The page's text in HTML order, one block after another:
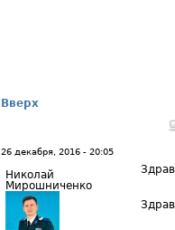
Вверх
26 декабря, 2016 - 20:05
Николай
Мирошниченко